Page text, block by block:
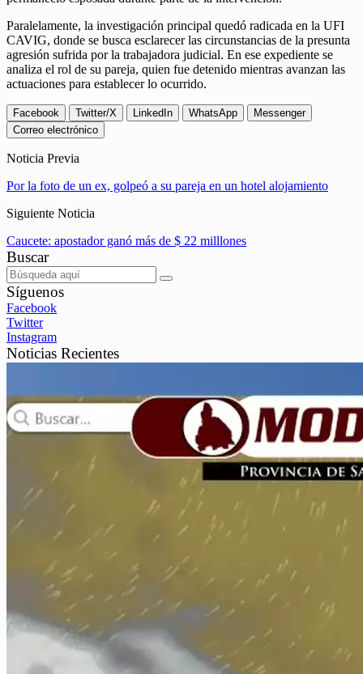
Paralelamente, la investigación principal quedó radicada en la UFI
CAVIG, donde se busca esclarecer las circunstancias de la presunta
agresión sufrida por la trabajadora judicial. En ese expediente se
analiza el rol de su pareja, quien fue detenido mientras avanzan las
actuaciones para establecer lo ocurrido.
Facebook Twitter/X LinkedIn WhatsApp
Messenger
Correo electrónico
Noticia Previa
Por la foto de un ex, golpeó a su pareja en un hotel alojamiento
Siguiente Noticia
Caucete: apostador ganó más de $ 22 milllones
Buscar
Síguenos
Facebook
Twitter
Instagram
Noticias Recientes